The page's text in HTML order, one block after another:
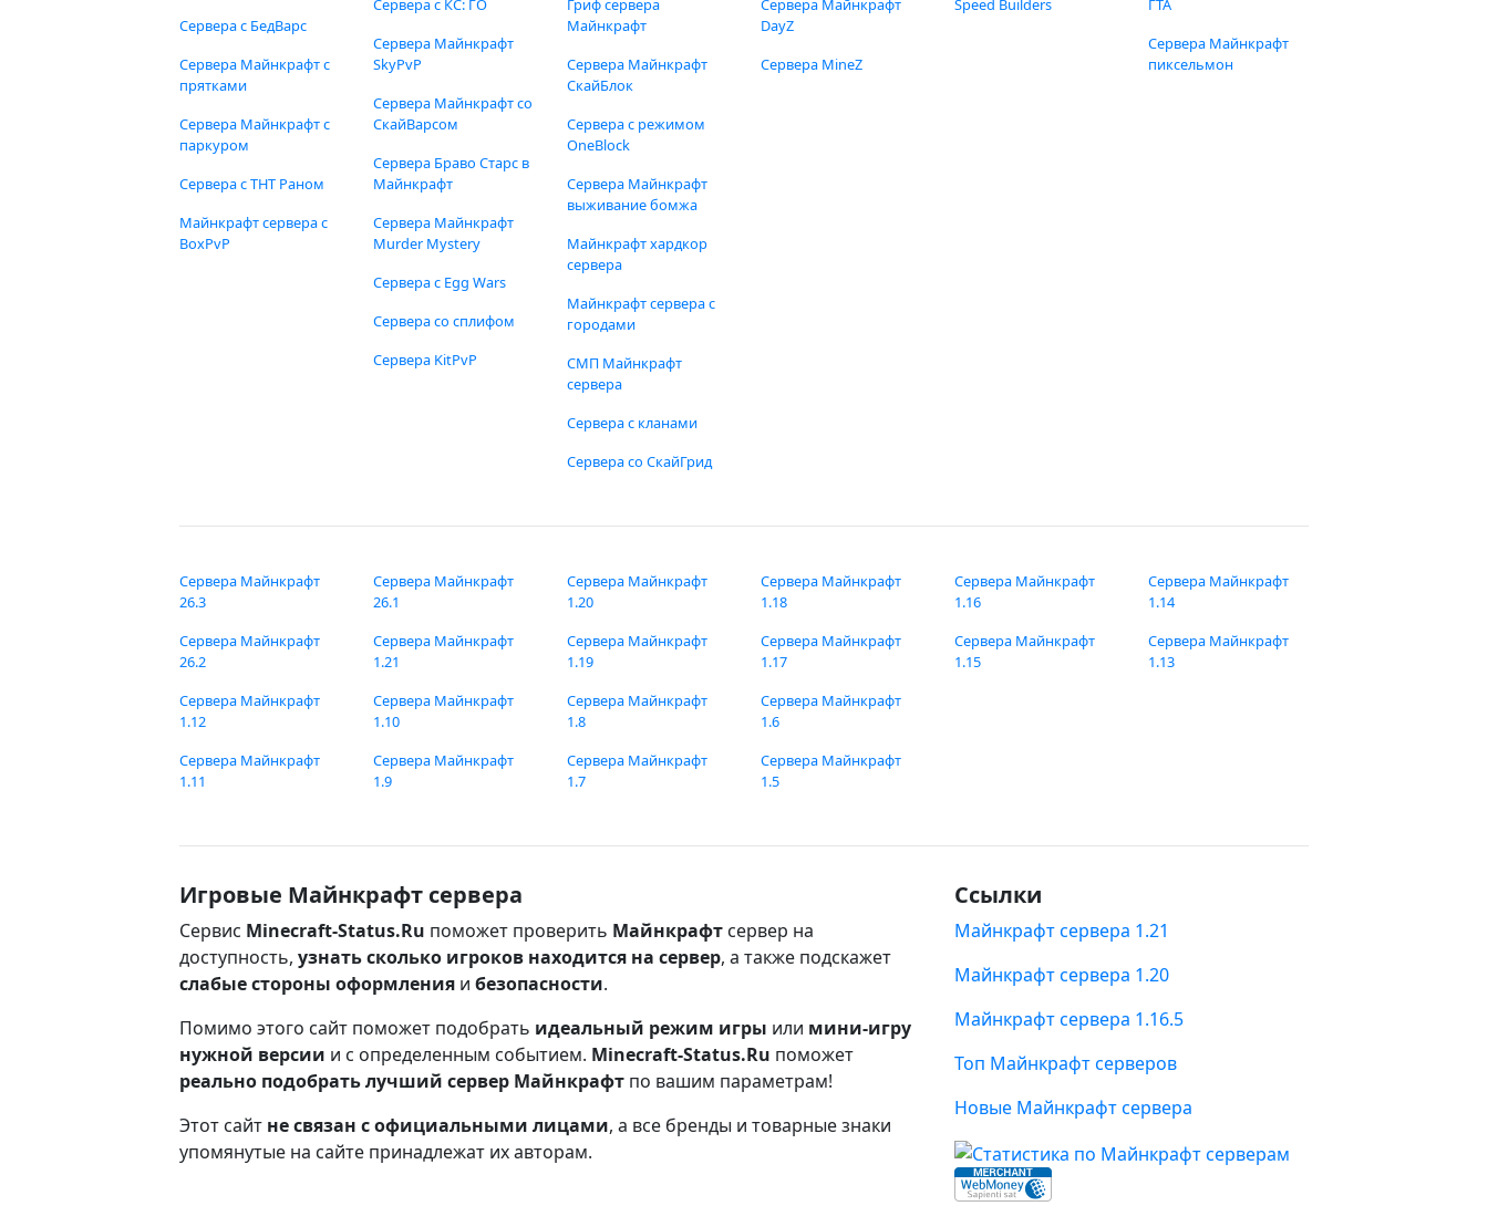
Сервера с БедВарс
Сервера Майнкрафт с
прятками
Сервера Майнкрафт с
паркуром
Сервера с ТНТ Раном
Майнкрафт сервера с
BoxPvP
Сервера с КС: ГО
Сервера Майнкрафт
SkyPvP
Сервера Майнкрафт со
СкайВарсом
Сервера Браво Старс в
Майнкрафт
Сервера Майнкрафт
Murder Mystery
Сервера с Egg Wars
Сервера со сплифом
Сервера KitPvP
Гриф сервера
Майнкрафт
Сервера Майнкрафт
СкайБлок
Сервера с режимом
OneBlock
Сервера Майнкрафт
выживание бомжа
Майнкрафт хардкор
сервера
Майнкрафт сервера с
городами
СМП Майнкрафт
сервера
Сервера с кланами
Сервера со СкайГрид
Сервера Майнкрафт
DayZ
Сервера MineZ
Speed Builders
ГТА
Сервера Майнкрафт
пиксельмон
Сервера Майнкрафт
26.3
Сервера Майнкрафт
26.2
Сервера Майнкрафт
26.1
Сервера Майнкрафт
1.21
Сервера Майнкрафт
1.20
Сервера Майнкрафт
1.19
Сервера Майнкрафт
1.18
Сервера Майнкрафт
1.17
Сервера Майнкрафт
1.16
Сервера Майнкрафт
1.15
Сервера Майнкрафт
1.14
Сервера Майнкрафт
1.13
Сервера Майнкрафт
1.12
Сервера Майнкрафт
1.11
Сервера Майнкрафт
1.10
Сервера Майнкрафт
1.9
Сервера Майнкрафт
1.8
Сервера Майнкрафт
1.7
Сервера Майнкрафт
1.6
Сервера Майнкрафт
1.5
Игровые Майнкрафт сервера
Сервис Minecraft-Status.Ru поможет проверить Майнкрафт сервер на
доступность, узнать сколько игроков находится на сервер, а также подскажет
слабые стороны оформления и безопасности.
Помимо этого сайт поможет подобрать идеальный режим игры или мини-игру
нужной версии и с определенным событием. Minecraft-Status.Ru поможет
реально подобрать лучший сервер Майнкрафт по вашим параметрам!
Этот сайт не связан с официальными лицами, а все бренды и товарные знаки
упомянутые на сайте принадлежат их авторам.
Ссылки
Майнкрафт сервера 1.21
Майнкрафт сервера 1.20
Майнкрафт сервера 1.16.5
Топ Майнкрафт серверов
Новые Майнкрафт сервера